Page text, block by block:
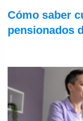
Cómo saber
pensionados